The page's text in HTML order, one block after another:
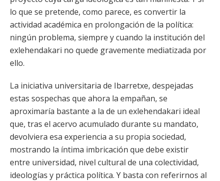
lo que se pretende, como parece, es convertir la
actividad académica en prolongación de la política:
ningún problema, siempre y cuando la institución del
exlehendakari no quede gravemente mediatizada por
ello.
La iniciativa universitaria de Ibarretxe, despejadas
estas sospechas que ahora la empañan, se
aproximaría bastante a la de un exlehendakari ideal
que, tras el acervo acumulado durante su mandato,
devolviera esa experiencia a su propia sociedad,
mostrando la íntima imbricación que debe existir
entre universidad, nivel cultural de una colectividad,
ideologías y práctica política. Y basta con referirnos al